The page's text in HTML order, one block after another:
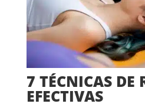
7 TÉCNICAS DE
EFECTIVAS